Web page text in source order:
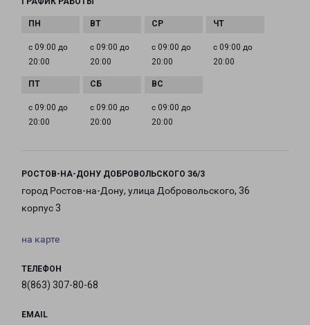
с 09:00 до
20:00
с 09:00 до
20:00
с 09:00 до
20:00
с 09:00 до
20:00
с 09:00 до
20:00
с 09:00 до
20:00
с 09:00 до
20:00
РОСТОВ-НА-ДОНУ ДОБРОВОЛЬСКОГО З6/3
город Ростов-на-Дону, улица Добровольского, 36
корпус 3
на карте
ТЕЛЕФОН
8(863) 307-80-68
EMAIL